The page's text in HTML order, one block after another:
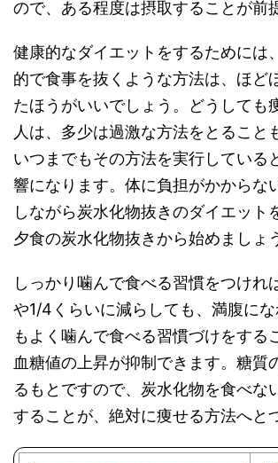
ので、ある程度は摂取することが前
健康的なダイエットをするためには
的で食事を抜くような方法は、ほど
たほうがいいでしょう。どうしても
人は、多少は過激な方法をとること
いつまでもその方法を実行している
響になります。体に負担がかからな
しながら炭水化物抜きのダイエット
夕食の炭水化物抜きから始めましょ
しっかり噛んで食べる習慣をつけれ
や1/4くらいに減らしても、満腹に
もよく噛んで食べる習慣づけをする
血糖値の上昇が抑制できます。糖質
るもとですので、炭水化物を食べな
することが、絶対に痩せる方法へと